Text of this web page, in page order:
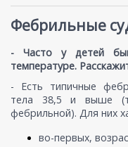
Фебрильные
- Часто у детей
температуре.
- Есть типичные
тела 38,5 и выше
фебрильной). Для них
во-первых,